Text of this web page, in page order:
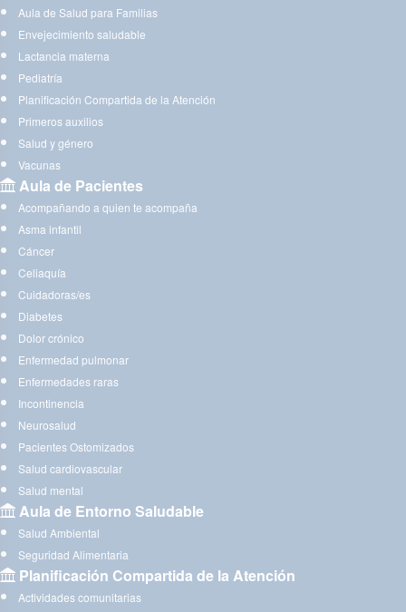
Aula de Salud para Familias
Envejecimiento saludable
Lactancia materna
Pediatría
Planificación Compartida de la Atención
Primeros auxilios
Salud y género
Vacunas
Aula de Pacientes
Acompañando a quien te acompaña
Asma infantil
Cáncer
Celiaquía
Cuidadoras/es
Diabetes
Dolor crónico
Enfermedad pulmonar
Enfermedades raras
Incontinencia
Neurosalud
Pacientes Ostomizados
Salud cardiovascular
Salud mental
Aula de Entorno Saludable
Salud Ambiental
Seguridad Alimentaria
Planificación Compartida de la Atención
Actividades comunitarias